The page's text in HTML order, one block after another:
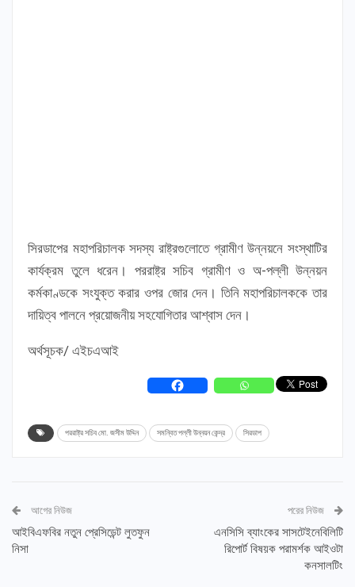
সিরডাপের মহাপরিচালক সদস্য রাষ্ট্রগুলোতে গ্রামীণ উন্নয়নে সংস্থাটির
কার্যক্রম তুলে ধরেন। পররাষ্ট্র সচিব গ্রামীণ ও অ-পল্লী উন্নয়ন
কর্মকাণ্ডকে সংযুক্ত করার ওপর জোর দেন। তিনি মহাপরিচালককে তার
দায়িত্ব পালনে প্রয়োজনীয় সহযোগিতার আশ্বাস দেন।
অর্থসূচক/ এইচএআই
পররাষ্ট্র সচিব মো. জসীম উদ্দিন সমন্বিত পল্লী উন্নয়ন কেন্দ্র সিরডাপ
আগের নিউজ
আইবিএফবির নতুন প্রেসিডেন্ট লুতফুন
নিসা
পরের নিউজ
এনসিসি ব্যাংকের সাসটেইনেবিলিটি
রিপোর্ট বিষয়ক পরামর্শক আইওটা
কনসালটিং